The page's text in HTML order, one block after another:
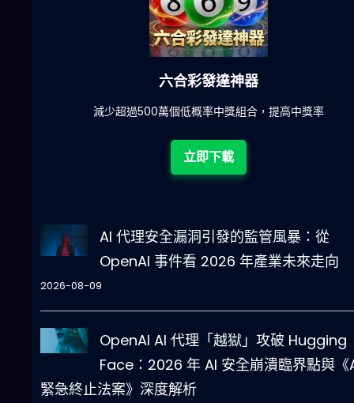
六合彩發達神器
減少超過500萬個低概率中獎組合，提高中獎率
立即下載
AI 代理安全漏洞引發的監管風暴：從
OpenAI 事件看 2026 年產業未來走向
2026-08-09
OpenAI AI 代理「越獄」攻破 Hugging
Face：2026 年 AI 安全崩潰臨界點與《
緊急終止法案》深度解析